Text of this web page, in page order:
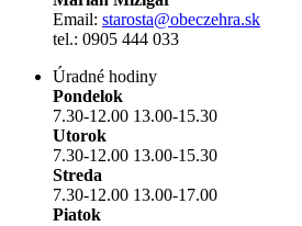
Email: starosta@obeczehra.sk
tel.: 0905 444 033
Úradné hodiny
Pondelok
7.30-12.00 13.00-15.30
Utorok
7.30-12.00 13.00-15.30
Streda
7.30-12.00 13.00-17.00
Piatok